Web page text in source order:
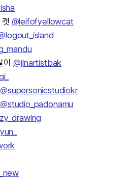
캣 @leifofyellowcat
@jinartistbak
@supersonicstudiokr
@studio_padonamu